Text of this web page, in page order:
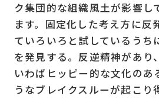
ク集団的な組織風土が影響し
ます。固定化した考え方に反
ていろいろと試しているうち
を発見する。反逆精神があり
いわばヒッピー的な文化のあ
うなブレイクスルーが起こり